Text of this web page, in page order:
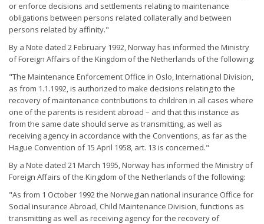
or enforce decisions and settlements relating to maintenance
obligations between persons related collaterally and between
persons related by affinity."
By a Note dated 2 February 1992, Norway has informed the Ministry
of Foreign Affairs of the Kingdom of the Netherlands of the following:
"The Maintenance Enforcement Office in Oslo, International Division,
as from 1.1.1992, is authorized to make decisions relating to the
recovery of maintenance contributions to children in all cases where
one of the parents is resident abroad – and that this instance as
from the same date should serve as transmitting, as well as
receiving agency in accordance with the Conventions, as far as the
Hague Convention of 15 April 1958, art. 13 is concerned."
By a Note dated 21 March 1995, Norway has informed the Ministry of
Foreign Affairs of the Kingdom of the Netherlands of the following:
"As from 1 October 1992 the Norwegian national insurance Office for
Social insurance Abroad, Child Maintenance Division, functions as
transmitting as well as receiving agency for the recovery of